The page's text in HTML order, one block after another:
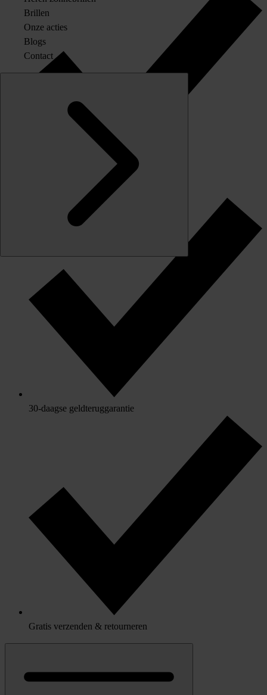
Originele merkglazen op sterkte
30-daagse geldteruggarantie
Gratis verzenden & retourneren
Brillen
Onze acties
Blogs
Contact